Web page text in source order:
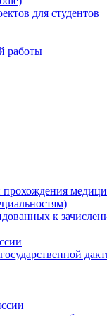
для студентов
работы
к